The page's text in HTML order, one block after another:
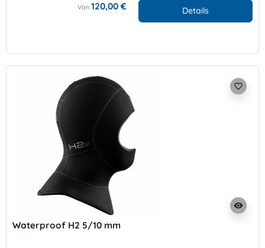
Von 120,00 € Details
visibility
favorite_border
Waterproof H2 5/10 mm